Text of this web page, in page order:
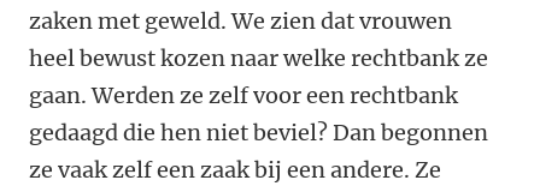
zaken met geweld. We zien dat vrouwen
heel bewust kozen naar welke rechtbank ze
gaan. Werden ze zelf voor een rechtbank
gedaagd die hen niet beviel? Dan begonnen
ze vaak zelf een zaak bij een andere. Ze